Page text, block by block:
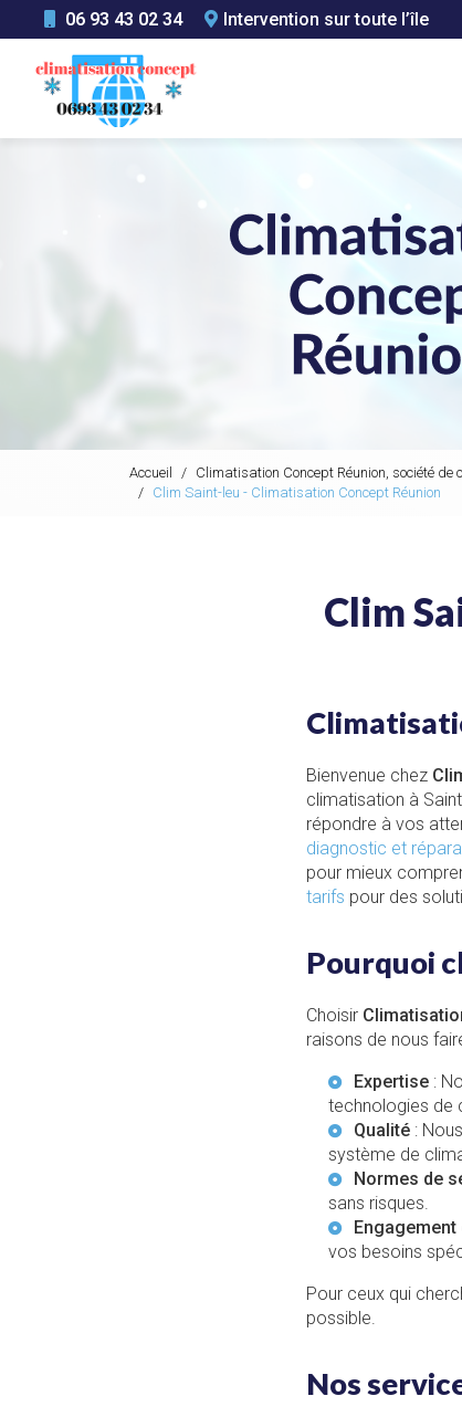
au
contenu
principal
06 93 43 02 34 Intervention sur toute l’île
Accueil Climatisation Concept Réunion, société
Clim Saint-leu - Climatisation Concept Réunion
Clim
Bienvenue chez
climatisation à
répondre à vos
diagnostic et
pour mieux
tarifs pour des
Pourquoi
Choisir
raisons de nous
Expertise :
technologies de
Qualité :
système de
Normes de
sans risques.
Engagement
vos besoins
Pour ceux qui
possible.
Nos